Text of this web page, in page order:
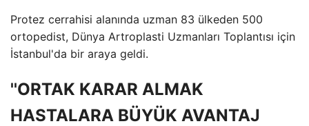
Protez cerrahisi alanında uzman 83 ülkeden 500
ortopedist, Dünya Artroplasti Uzmanları Toplantısı için
İstanbul'da bir araya geldi.
''ORTAK KARAR ALMAK
HASTALARA BÜYÜK AVANTAJ